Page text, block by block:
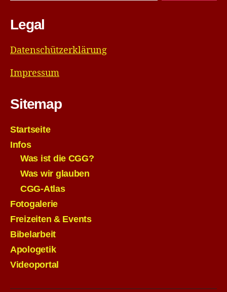
Legal
Datenschützerklärung
Impressum
Sitemap
Startseite
Infos
Was ist die CGG?
Was wir glauben
CGG-Atlas
Fotogalerie
Freizeiten & Events
Bibelarbeit
Apologetik
Videoportal